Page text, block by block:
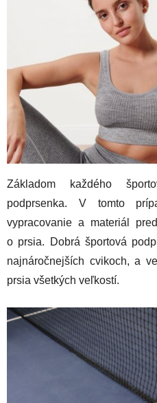
Základom každého
podprsenka. V tomto
vypracovanie a materiál
o prsia. Dobrá športová
najnáročnejších cvikoch, a
prsia všetkých veľkostí.